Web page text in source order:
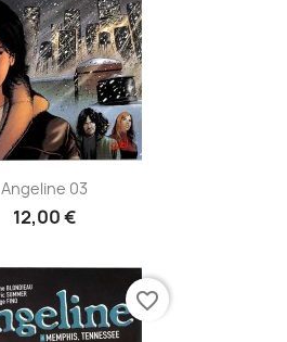
Angeline 03
12,00 €
favorite_border